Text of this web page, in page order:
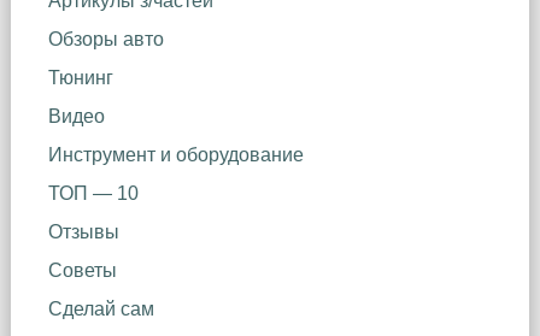
Обзоры авто
Тюнинг
Видео
Инструмент и оборудование
ТОП — 10
Отзывы
Советы
Сделай сам